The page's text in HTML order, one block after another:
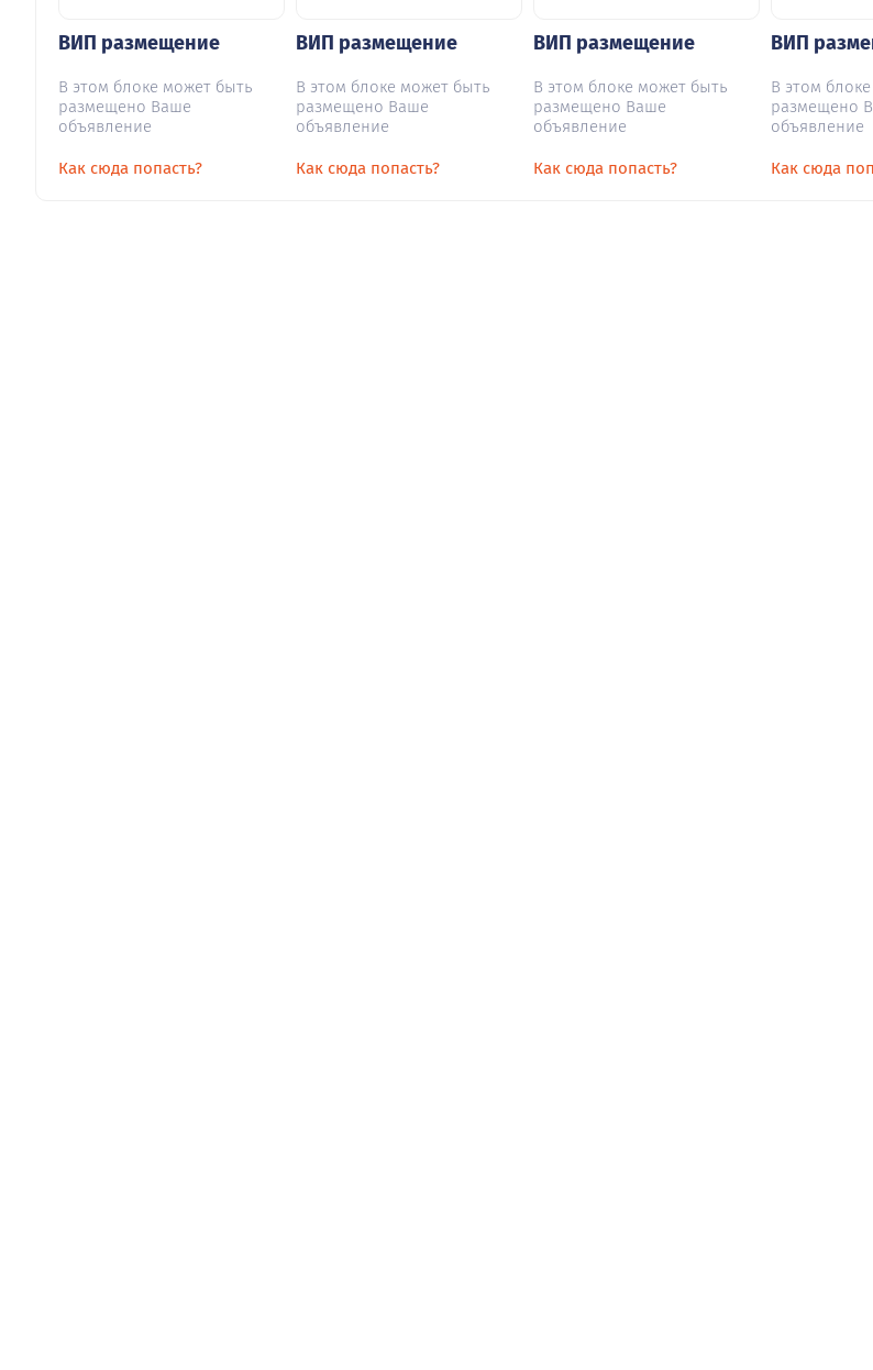
ВИП размещение
В этом блоке может быть
размещено Ваше
объявление
Как сюда попасть?
ВИП размещение
В этом блоке может быть
размещено Ваше
объявление
Как сюда попасть?
ВИП размещение
В этом блоке может быть
размещено Ваше
объявление
Как сюда попасть?
ВИП
В этом
размещено
объявление
Как сюда